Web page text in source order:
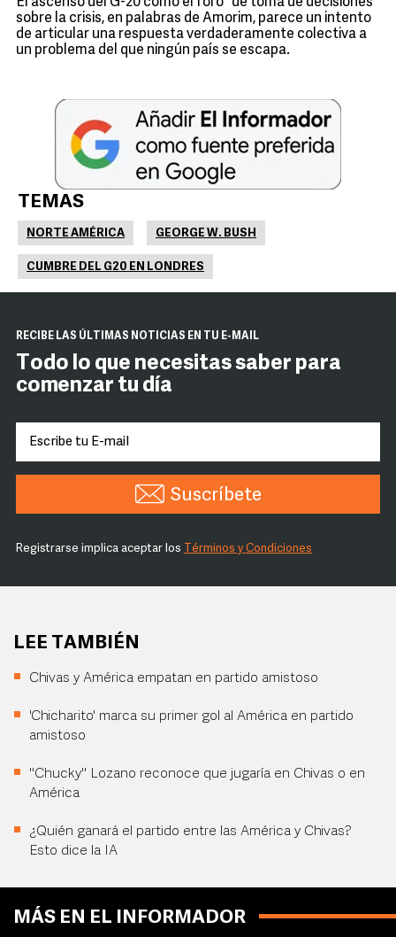
sobre la crisis, en palabras de Amorim, parece un intento
de articular una respuesta verdaderamente colectiva a
un problema del que ningún país se escapa.
TEMAS
NORTE AMÉRICA GEORGE W. BUSH
CUMBRE DEL G20 EN LONDRES
RECIBE LAS ÚLTIMAS NOTICIAS EN TU E-MAIL
Todo lo que necesitas saber para
comenzar tu día
Suscríbete
Registrarse implica aceptar los Términos y Condiciones
LEE TAMBIÉN
Chivas y América empatan en partido amistoso
'Chicharito' marca su primer gol al América en partido
amistoso
"Chucky" Lozano reconoce que jugaría en Chivas o en
América
¿Quién ganará el partido entre las América y Chivas?
Esto dice la IA
MÁS EN EL INFORMADOR